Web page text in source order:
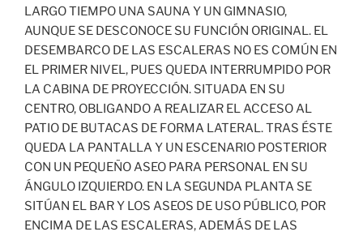
LARGO TIEMPO UNA SAUNA Y UN GIMNASIO,
AUNQUE SE DESCONOCE SU FUNCIÓN ORIGINAL. EL
DESEMBARCO DE LAS ESCALERAS NO ES COMÚN EN
EL PRIMER NIVEL, PUES QUEDA INTERRUMPIDO POR
LA CABINA DE PROYECCIÓN. SITUADA EN SU
CENTRO, OBLIGANDO A REALIZAR EL ACCESO AL
PATIO DE BUTACAS DE FORMA LATERAL. TRAS ÉSTE
QUEDA LA PANTALLA Y UN ESCENARIO POSTERIOR
CON UN PEQUEÑO ASEO PARA PERSONAL EN SU
ÁNGULO IZQUIERDO. EN LA SEGUNDA PLANTA SE
SITÚAN EL BAR Y LOS ASEOS DE USO PÚBLICO, POR
ENCIMA DE LAS ESCALERAS, ADEMÁS DE LAS